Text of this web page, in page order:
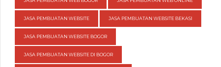
JASA PEMBUATAN WEBSITE JASA PEMBUATAN WEBSITE BEKASI
JASA PEMBUATAN WEBSITE BOGOR
JASA PEMBUATAN WEBSITE DI BOGOR